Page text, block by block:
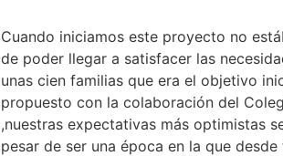
Cuando iniciamos este proyecto no
de poder llegar a satisfacer las
unas cien familias que era el objetivo
propuesto con la colaboración del
,nuestras expectativas más optimistas
pesar de ser una época en la que